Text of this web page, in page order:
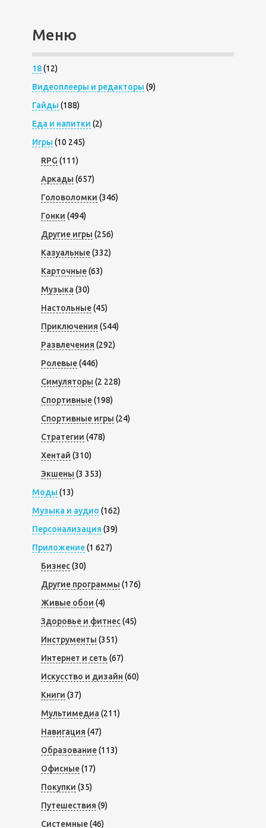
Меню
18(12)
Видеоплееры и редакторы (9)
Гайды (188)
Еда и напитки (2)
Игры (10 245)
RPG (111)
Аркады (657)
Головоломки (346)
Гонки (494)
Другие игры (256)
Казуальные(332)
Карточные(63)
Музыка (30)
Настольные(45)
Приключения (544)
Развлечения (292)
Ролевые(446)
Симуляторы (2 228)
Спортивные(198)
Спортивные игры (24)
Стратегии (478)
Хентай (310)
Экшены (3 353)
Моды (13)
Музыка и аудио (162)
Персонализация (39)
Приложение(1 627)
Бизнес(30)
Другие программы (176)
Живые обои (4)
Здоровье и фитнес(45)
Инструменты (351)
Интернет и сеть (67)
Искусство и дизайн (60)
Книги (37)
Мультимедиа (211)
Навигация (47)
Образование(113)
Офисные(17)
Покупки (35)
Путешествия (9)
Системные(46)